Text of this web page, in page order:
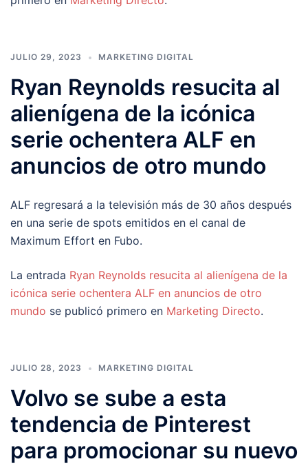
JULIO 29, 2023 MARKETING DIGITAL
Ryan Reynolds resucita al
alienígena de la icónica
serie ochentera ALF en
anuncios de otro mundo
ALF regresará a la televisión más de 30 años después
en una serie de spots emitidos en el canal de
Maximum Effort en Fubo.
La entrada Ryan Reynolds resucita al alienígena de la
icónica serie ochentera ALF en anuncios de otro
mundo se publicó primero en Marketing Directo.
JULIO 28, 2023 MARKETING DIGITAL
Volvo se sube a esta
tendencia de Pinterest
para promocionar su nuevo